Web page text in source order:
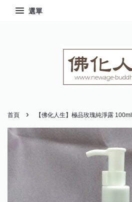
選單
首頁 › 【佛化人生】極品玫瑰純淨露 100ml